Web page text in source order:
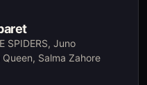
SPIDERS, Juno
Salma Zahore